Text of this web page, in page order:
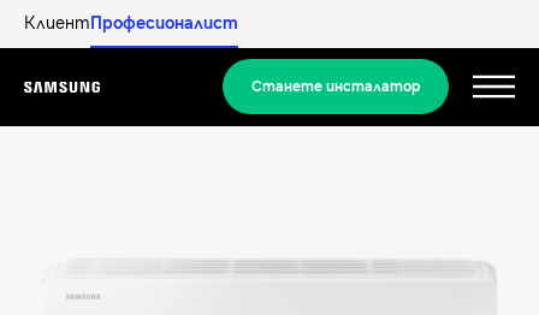
Клиент Професионалист
Menu
Станете инсталатор